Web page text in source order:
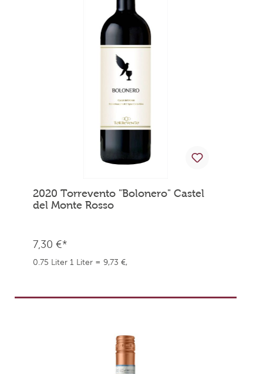
2020 Torrevento "Bolonero" Castel
del Monte Rosso
7,30 €*
0.75 Liter 1 Liter = 9,73 €,